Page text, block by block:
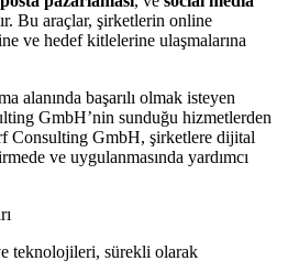
Bu araçlar, şirketlerin online
ve hedef kitlelerine ulaşmalarına
alanında başarılı olmak isteyen
GmbH’nin sunduğu hizmetlerden
Consulting GmbH, şirketlere dijital
ve uygulanmasında yardımcı
teknolojileri, sürekli olarak